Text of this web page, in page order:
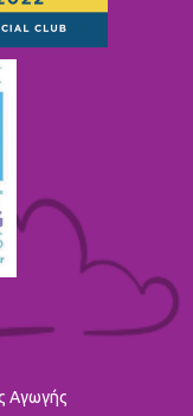
Αγωγής